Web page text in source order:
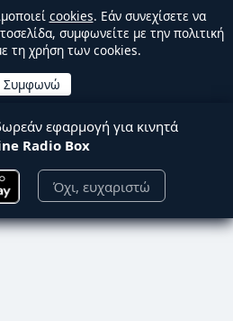
cookies. Εάν συνεχίσετε να
συμφωνείτε με την πολιτική
τη χρήση των cookies.
εφαρμογή για κινητά
Radio Box
Όχι, ευχαριστώ